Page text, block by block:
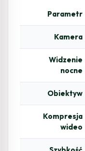
Parametr
Kamera
Widzenie
nocne
Obiektyw
Kompresja
wideo